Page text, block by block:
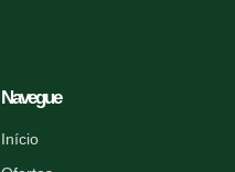
Navegue
Início